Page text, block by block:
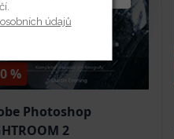
%
Photoshop
2
údajů